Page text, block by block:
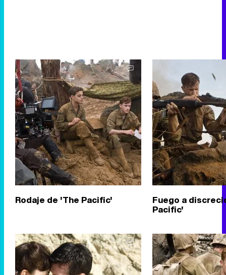
Rodaje de 'The Pacific' Fuego a
Pacific'